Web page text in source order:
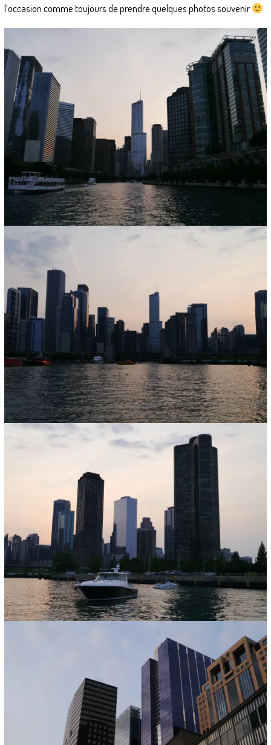
l’occasion comme toujours de prendre quelques photos souvenir